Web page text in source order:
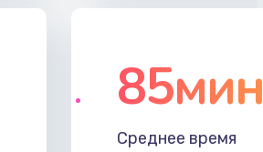
85мин
Среднее время